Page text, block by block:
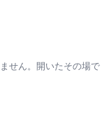
せん。開いたその場で